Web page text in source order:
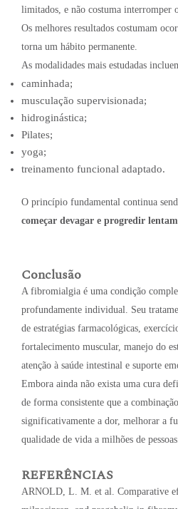
limitados, e não costuma interromper
Os melhores resultados costumam
torna um hábito permanente.
As modalidades mais estudadas
caminhada;
musculação supervisionada;
hidroginástica;
Pilates;
yoga;
treinamento funcional adaptado.
O princípio fundamental continua
começar devagar e progredir
Conclusão
A fibromialgia é uma condição
profundamente individual. Seu
de estratégias farmacológicas,
fortalecimento muscular, manejo do
atenção à saúde intestinal e suporte
Embora ainda não exista uma cura
de forma consistente que a
significativamente a dor, melhorar a
qualidade de vida a milhões de
REFERÊNCIAS
ARNOLD, L. M. et al. Comparative